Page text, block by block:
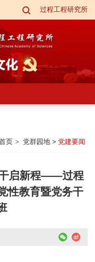
过程工程研究所
页 党群园地 > 党建要闻
启新程——过程
性教育暨党务干